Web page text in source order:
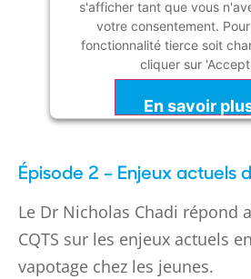
s'afficher tant que vous
votre consentement.
fonctionnalité tierce soit
cliquer sur
En savoir
Powered by
Épisode 2 – Enjeux actuels
Le Dr Nicholas Chadi répond
CQTS sur les enjeux actuels
vapotage chez les jeunes.